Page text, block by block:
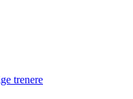
trenere